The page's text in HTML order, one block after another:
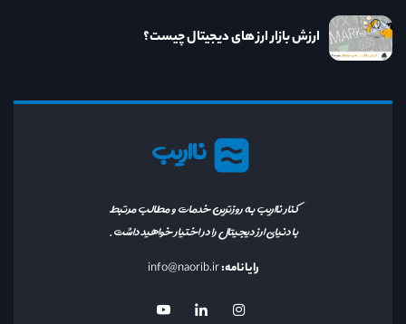
نااریب
کنار نااریب به روزترین خدمات و مطالب مرتبط
با دنیای ارز دیجیتال را در اختیار خواهید داشت.
رایانامه:info@naorib.ir
ارزش بازار ارز های دیجیتال چیست؟